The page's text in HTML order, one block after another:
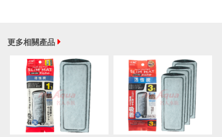
更多相關產品